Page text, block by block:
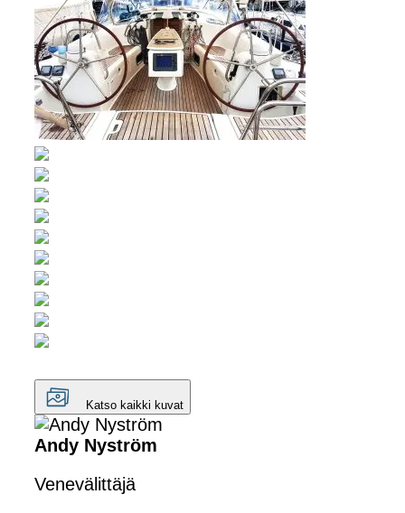
Katso kaikki kuvat
Andy Nyström
Venevälittäjä